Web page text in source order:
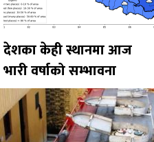
देशका केही स्थानमा आज
भारी वर्षाको सम्भावना